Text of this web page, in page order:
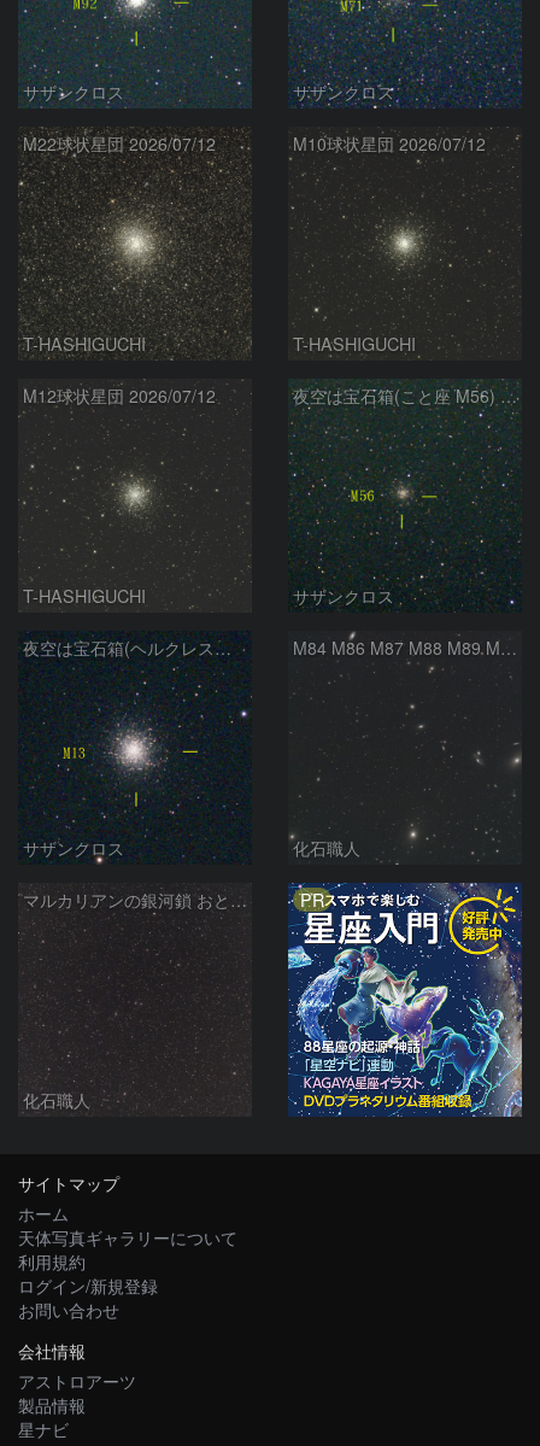
サザンクロス サザンクロス
M22球状星団 2026/07/12
T-HASHIGUCHI
M10球状星団 2026/07/12
T-HASHIGUCHI
M12球状星団 2026/07/12
T-HASHIGUCHI
夜空は宝石箱(こと座 M56) Seestar50
サザンクロス
夜空は宝石箱(ヘルクレス座 M13) Seestar50
サザンクロス
M84 M86 M87 M88 M89 M90 M91 マルカリアンの銀河鎖 おとめ座 かみのけ座
化石職人
マルカリアンの銀河鎖 おとめ座・ かみのけ座の銀河
化石職人
PR
サイトマップ
ホーム
天体写真ギャラリーについて
利用規約
ログイン/新規登録
お問い合わせ
会社情報
アストロアーツ
製品情報
星ナビ